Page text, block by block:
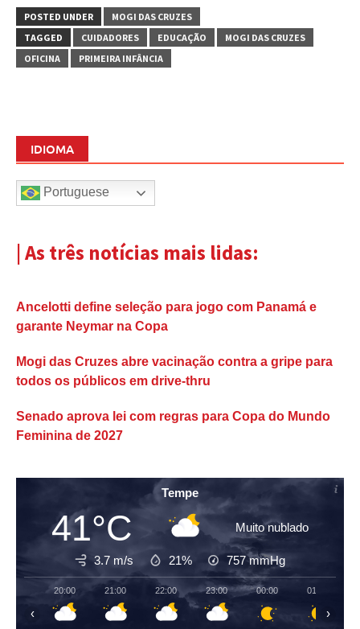
POSTED UNDER
MOGI DAS CRUZES
TAGGED
CUIDADORES EDUCAÇÃO
MOGI DAS CRUZES
OFICINA
PRIMEIRA INFÂNCIA
IDIOMA
Portuguese
| As três notícias mais lidas:
Ancelotti define seleção para jogo com Panamá e
garante Neymar na Copa
Mogi das Cruzes abre vacinação contra a gripe para
todos os públicos em drive-thru
Senado aprova lei com regras para Copa do Mundo
Feminina de 2027
Tempe
41°C Muito nublado
3.7 m/s 21% 757mmHg
20:00 21:00 22:00 23:00 00:00 01:00
‹ ›